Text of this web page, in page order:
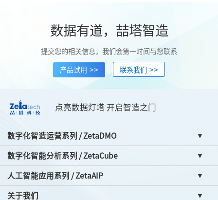
数据有道，喆塔智造
提交您的相关信息，我们会第一时间与您联系
产品试用 >> 联系我们 >>
点亮数据灯塔 开启智造之门
数字化智造运营系列 / ZetaDMO
数字化智能分析系列 / ZetaCube
人工智能应用系列 / ZetaAIP
关于我们